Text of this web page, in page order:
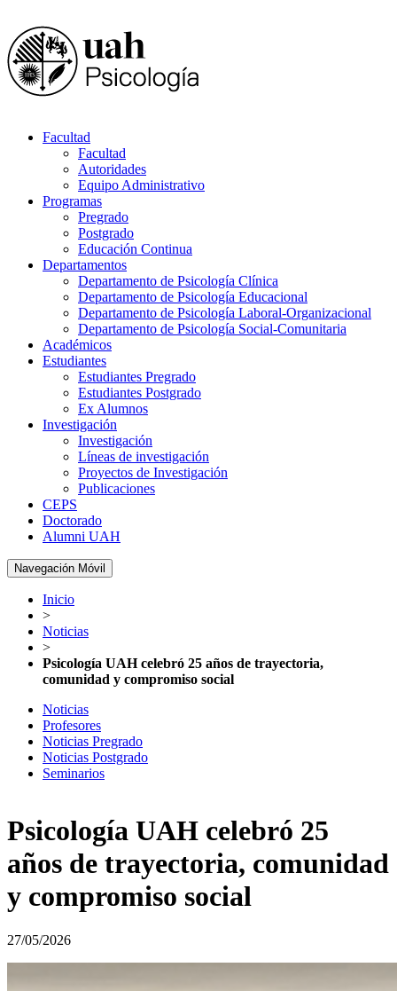
Facultad
Facultad
Autoridades
Equipo Administrativo
Programas
Pregrado
Postgrado
Educación Continua
Departamentos
Departamento de Psicología Clínica
Departamento de Psicología Educacional
Departamento de Psicología Laboral-Organizacional
Departamento de Psicología Social-Comunitaria
Académicos
Estudiantes
Estudiantes Pregrado
Estudiantes Postgrado
Ex Alumnos
Investigación
Investigación
Líneas de investigación
Proyectos de Investigación
Publicaciones
CEPS
Doctorado
Alumni UAH
Navegación Móvil
Inicio
>
Noticias
>
Psicología UAH celebró 25 años de trayectoria,
comunidad y compromiso social
Noticias
Profesores
Noticias Pregrado
Noticias Postgrado
Seminarios
Psicología UAH celebró 25
años de trayectoria, comunidad
y compromiso social
27/05/2026